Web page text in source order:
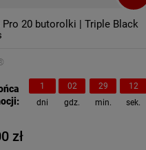
Pro 20 butorolki | Triple Black
1
dni
02
gdz.
29
min.
11
sek.
zł